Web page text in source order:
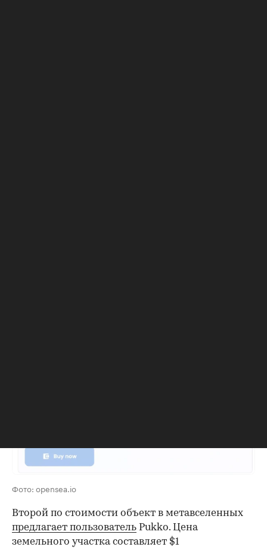
Фото: opensea.io
Второй по стоимости объект в метавселенных
предлагает пользователь Pukko. Цена
земельного участка составляет $1